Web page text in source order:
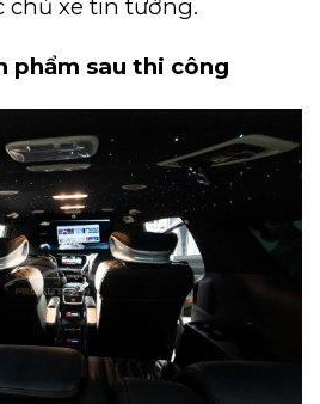
chủ xe tin tưởng.
phẩm sau thi công